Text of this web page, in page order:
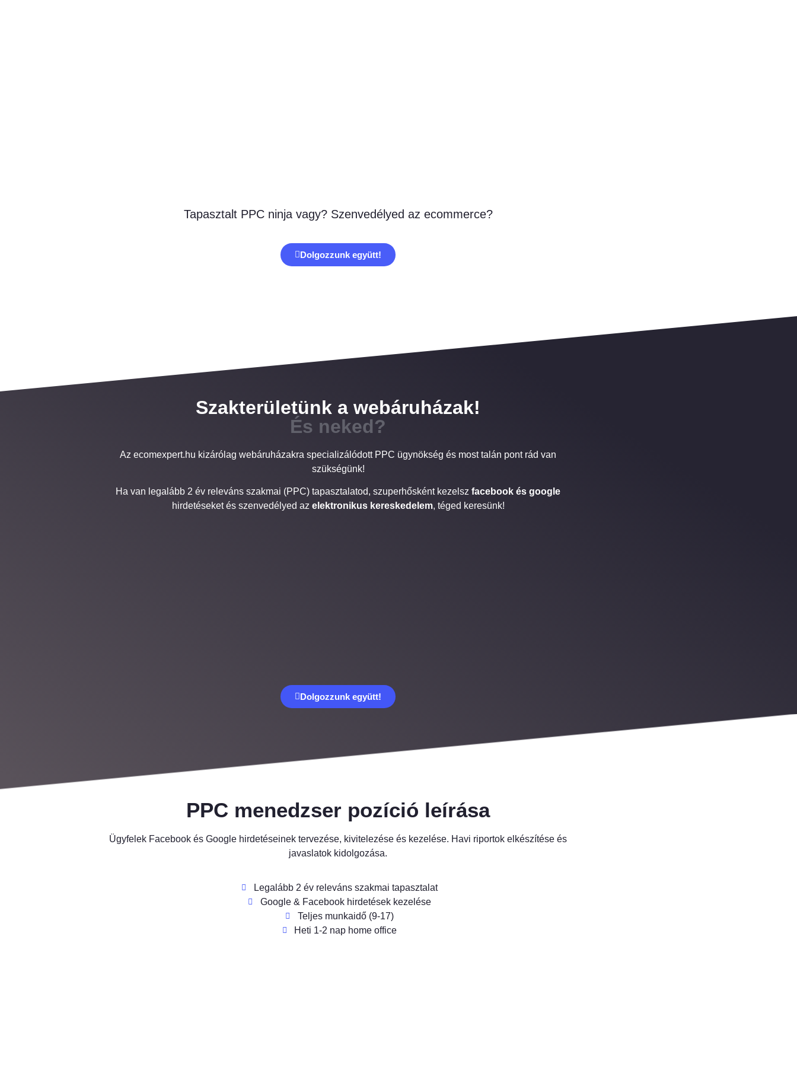
Tapasztalt PPC ninja vagy? Szenvedélyed az ecommerce?
Dolgozzunk együtt!
Szakterületünk a webáruházak!
És neked?
Az ecomexpert.hu kizárólag webáruházakra specializálódott PPC ügynökség és most talán pont rád van
szükségünk!
Ha van legalább 2 év releváns szakmai (PPC) tapasztalatod, szuperhősként kezelsz facebook és google
hirdetéseket és szenvedélyed az elektronikus kereskedelem, téged keresünk!
Dolgozzunk együtt!
PPC menedzser pozíció leírása
Ügyfelek Facebook és Google hirdetéseinek tervezése, kivitelezése és kezelése. Havi riportok elkészítése és
javaslatok kidolgozása.
Legalább 2 év releváns szakmai tapasztalat
Google & Facebook hirdetések kezelése
Teljes munkaidő (9-17)
Heti 1-2 nap home office